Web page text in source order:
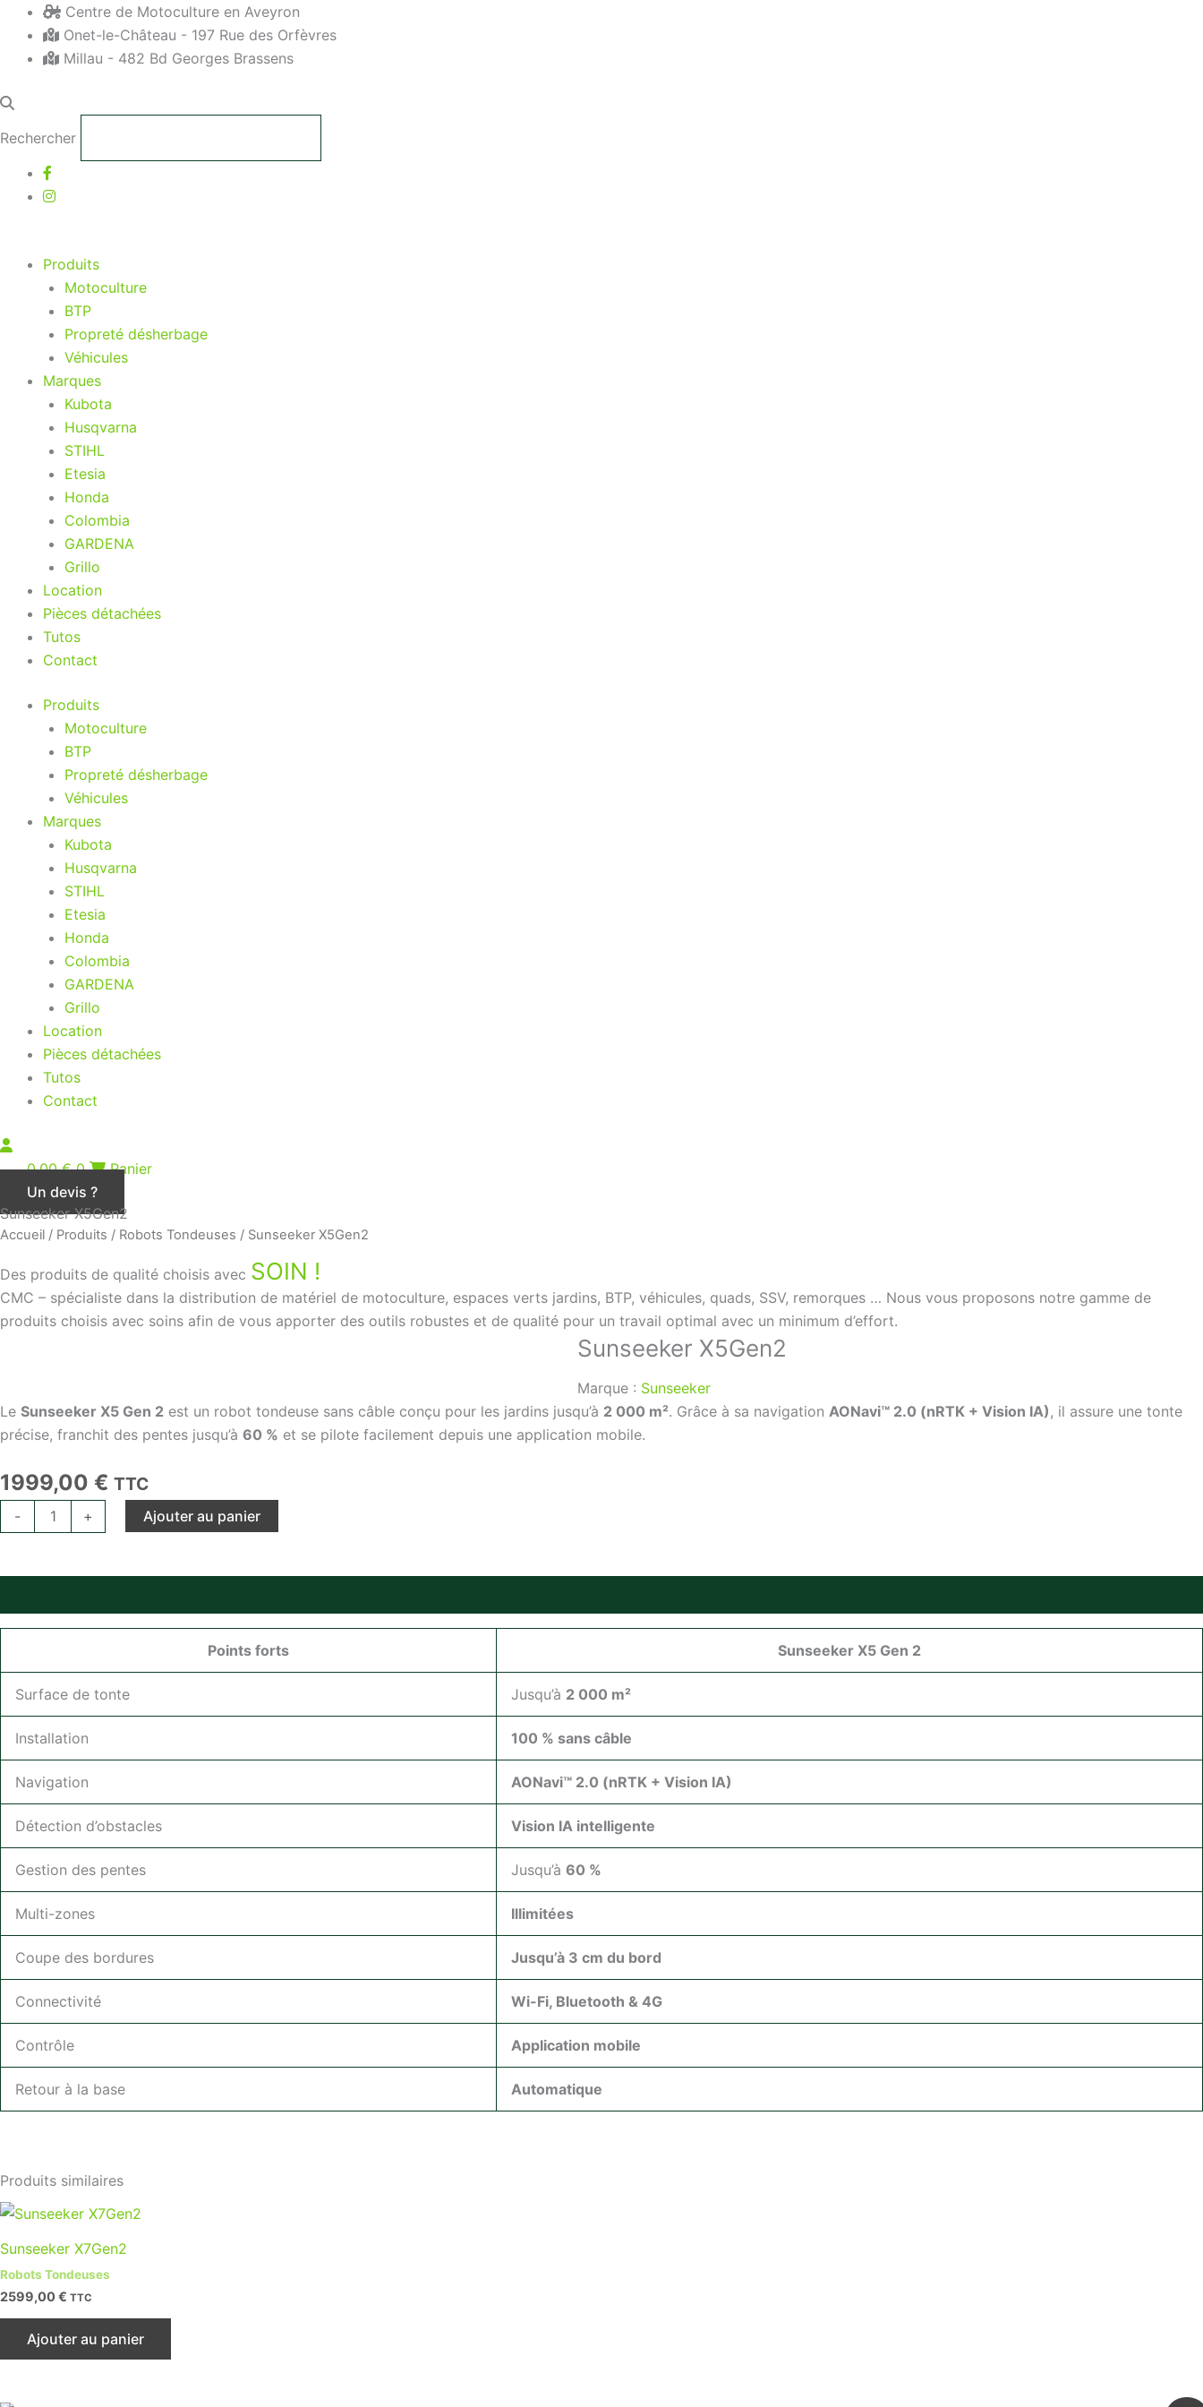
Aller
contenu
Centre de Motoculture en Aveyron
Onet-le-Château - 197 Rue des Orfèvres
Millau - 482 Bd Georges Brassens
Rechercher
Produits
Motoculture
BTP
Propreté désherbage
Véhicules
Marques
Kubota
Husqvarna
STIHL
Etesia
Honda
Colombia
GARDENA
Grillo
Location
Pièces détachées
Tutos
Contact
Produits
Motoculture
BTP
Propreté désherbage
Véhicules
Marques
Kubota
Husqvarna
STIHL
Etesia
Honda
Colombia
GARDENA
Grillo
Location
Pièces détachées
Tutos
Contact
0,00€ 0
Panier
Un devis ?
Sunseeker X5Gen2
Accueil / Produits / Robots Tondeuses / Sunseeker X5Gen2
Des produits de qualité choisis avec SOIN !
CMC – spécialiste dans la distribution de matériel de motoculture, espaces verts jardins, BTP, véhicules, quads, SSV, remorques … Nous vous proposons notre gamme de
produits choisis avec soins afin de vous apporter des outils robustes et de qualité pour un travail optimal avec un minimum d’effort.
Sunseeker X5Gen2
Marque : Sunseeker
Le Sunseeker X5 Gen 2 est un robot tondeuse sans câble conçu pour les jardins jusqu’à 2 000 m². Grâce à sa navigation AONavi™ 2.0 (nRTK + Vision IA) , il assure une tonte
précise, franchit des pentes jusqu’à 60 % et se pilote facilement depuis une application mobile.
1999,00 € TTC
-
quantité
de
X5Gen2
+ Ajouter au panier
Points forts Sunseeker X5 Gen 2
Surface de tonte Jusqu’à 2 000 m²
Installation 100 % sans câble
Navigation AONavi™ 2.0 (nRTK + Vision IA)
Détection d’obstacles Vision IA intelligente
Gestion des pentes Jusqu’à 60 %
Multi-zones Illimitées
Coupe des bordures Jusqu’à 3 cm du bord
Connectivité Wi-Fi, Bluetooth & 4G
Contrôle Application mobile
Retour à la base Automatique
Produits similaires
Sunseeker X7Gen2
Robots Tondeuses
2599,00 € TTC
Ajouter au panier